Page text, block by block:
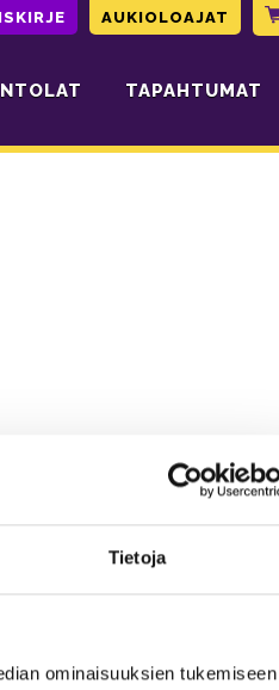
Tietoja
ominaisuuksien tukemiseen
AUKIOLOAJAT
TAPAHTUMAT